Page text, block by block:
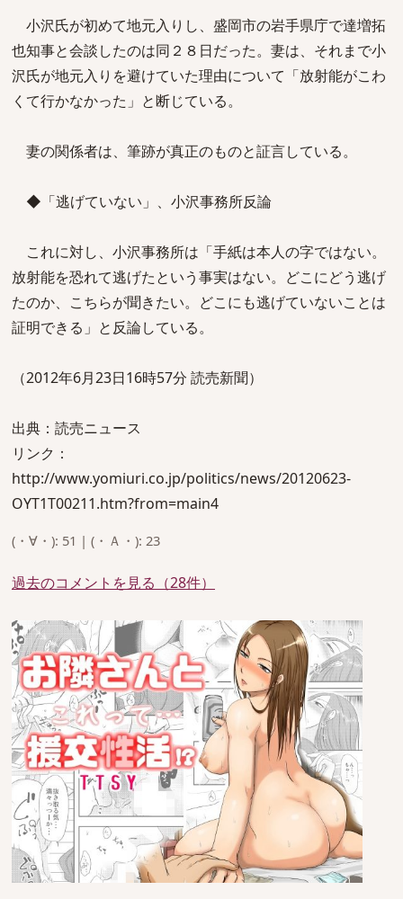
小沢氏が初めて地元入りし、盛岡市の岩手県庁で達増拓
也知事と会談したのは同２８日だった。妻は、それまで小
沢氏が地元入りを避けていた理由について「放射能がこわ
くて行かなかった」と断じている。
妻の関係者は、筆跡が真正のものと証言している。
◆「逃げていない」、小沢事務所反論
これに対し、小沢事務所は「手紙は本人の字ではない。
放射能を恐れて逃げたという事実はない。どこにどう逃げ
たのか、こちらが聞きたい。どこにも逃げていないことは
証明できる」と反論している。
（2012年6月23日16時57分 読売新聞）
出典：読売ニュース
リンク：
http://www.yomiuri.co.jp/politics/news/20120623-
OYT1T00211.htm?from=main4
(・∀・): 51 | (・Ａ・): 23
過去のコメントを見る（28件）